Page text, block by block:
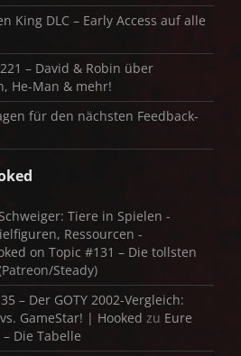
King DLC – Early Access auf alle
– David & Robin über
He-Man & mehr!
für den nächsten Feedback-
Tiere in Spielen -
Ressourcen -
on Topic #131 – Die tollsten
Steady)
– Der GOTY 2002-Vergleich:
GameStar! | Hooked zu Eure
Die Tabelle